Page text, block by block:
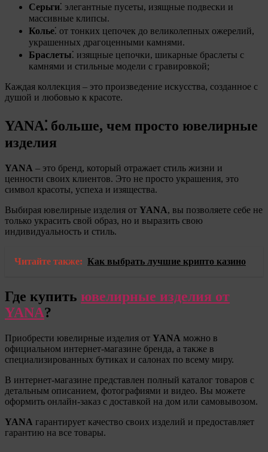
Серьги⁚ элегантные пусеты, изящные подвески и
массивные клипсы.
Колье⁚ от тонких цепочек до великолепных ожерелий,
украшенных драгоценными камнями.
Браслеты⁚ изящные цепочки, шикарные браслеты с
камнями и стильные модели с гравировкой;
Каждая коллекция – это произведение искусства, созданное с
душой и любовью к красоте.
YANA⁚ больше, чем просто ювелирные
изделия
YANA – это бренд, который отражает стиль жизни и
ценности своих клиентов. Это не просто украшения, это
символ красоты, успеха и изящества.
Выбирая ювелирные изделия от YANA, вы позволяете себе не
только украсить свой образ, но и выразить свою
индивидуальность и стиль.
Читайте также: Как выбрать лучшие крипто казино
Где купить ювелирные изделия от
YANA?
Приобрести ювелирные изделия от YANA можно в
официальном интернет-магазине бренда, а также в
специализированных бутиках и салонах по всему миру.
В интернет-магазине представлен полный каталог товаров с
детальным описанием, фотографиями и видео. Вы можете
оформить онлайн-заказ с доставкой на дом или самовывозом.
YANA гарантирует качество своих изделий и предоставляет
гарантию на все товары.